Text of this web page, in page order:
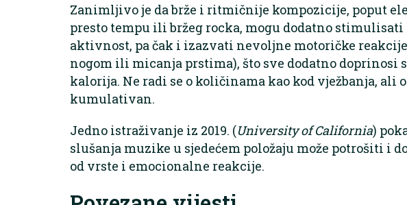
Zanimljivo je da brže i ritmičnije kompozicije, poput
presto tempu ili bržeg rocka, mogu dodatno
aktivnost, pa čak i izazvati nevoljne motoričke
nogom ili micanja prstima), što sve dodatno doprinosi
kalorija. Ne radi se o količinama kao kod vježbanja, ali
kumulativan.
Jedno istraživanje iz 2019. (University of California)
slušanja muzike u sjedećem položaju može potrošiti i
od vrste i emocionalne reakcije.